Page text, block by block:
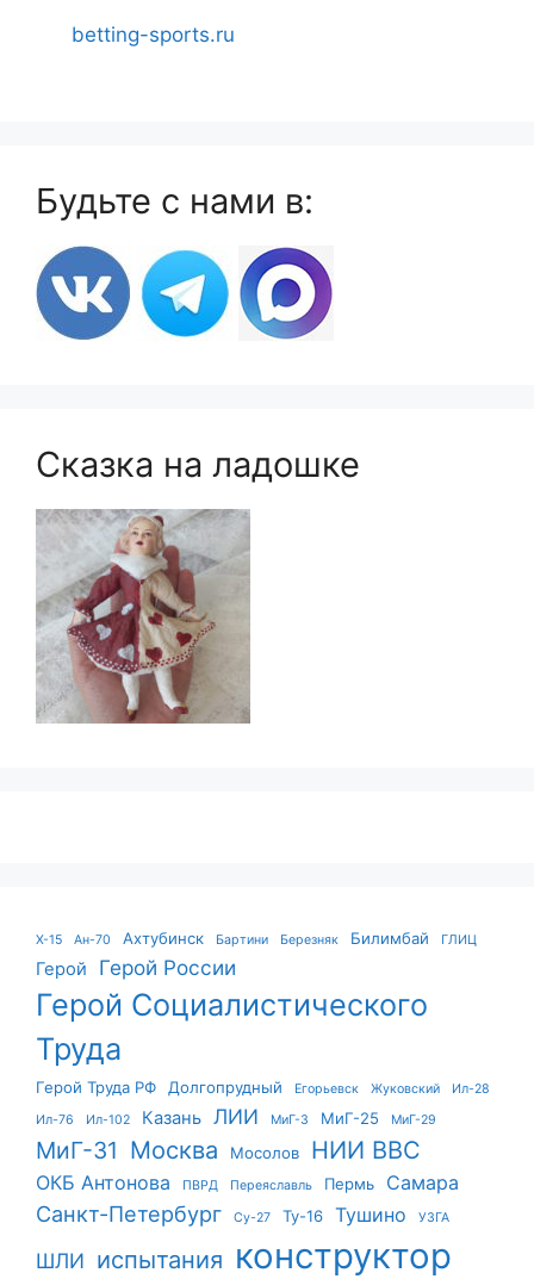
betting-sports.ru
Будьте с нами в:
Сказка на ладошке
X-15 Ан-70 Ахтубинск Бартини Березняк Билимбай ГЛИЦ
Герой Герой России
Герой Социалистического
Труда
Герой Труда РФ Долгопрудный Егорьевск Жуковский
Ил-28
Ил-76
Ил-102 Казань ЛИИ МиГ-3 МиГ-25 МиГ-29
МиГ-31 Москва Мосолов НИИ ВВС
ОКБ Антонова ПВРД Переяславль Пермь Самара
Санкт-Петербург Су-27 Ту-16 Тушино УЗГА
ШЛИ испытания конструктор